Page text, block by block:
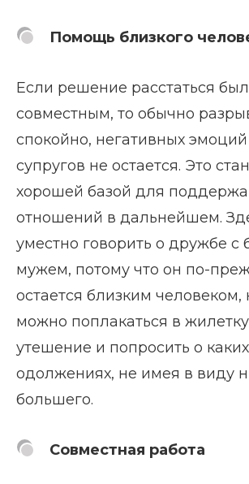
Помощь близкого
Если решение расстаться
совместным, то обычно
спокойно, негативных
супругов не остается. Это
хорошей базой для
отношений в дальнейшем.
уместно говорить о дружбе
мужем, потому что он по-
остается близким человеком,
можно поплакаться в
утешение и попросить о
одолжениях, не имея в виду
большего.
Совместная работа